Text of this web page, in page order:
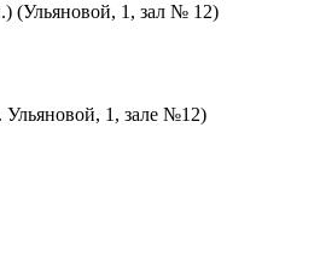
(Ульяновой, 1, зал № 12)
Ульяновой, 1, зале №12)